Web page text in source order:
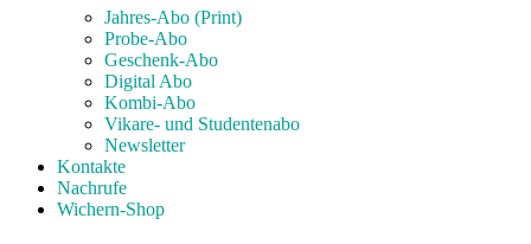
Jahres-Abo (Print)
Probe-Abo
Geschenk-Abo
Digital Abo
Kombi-Abo
Vikare- und Studentenabo
Newsletter
Kontakte
Nachrufe
Wichern-Shop